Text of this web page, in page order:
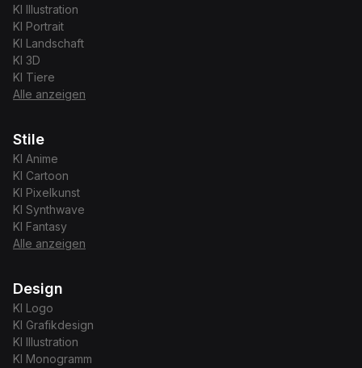
KI
Illustration
KI Portrait
KI Landschaft
KI 3D
KI Tiere
Alle anzeigen
Stile
KI Anime
KI Cartoon
KI Pixelkunst
KI Synthwave
KI Fantasy
Alle anzeigen
Design
KI Logo
KI Grafikdesign
KI
Illustration
KI Monogramm